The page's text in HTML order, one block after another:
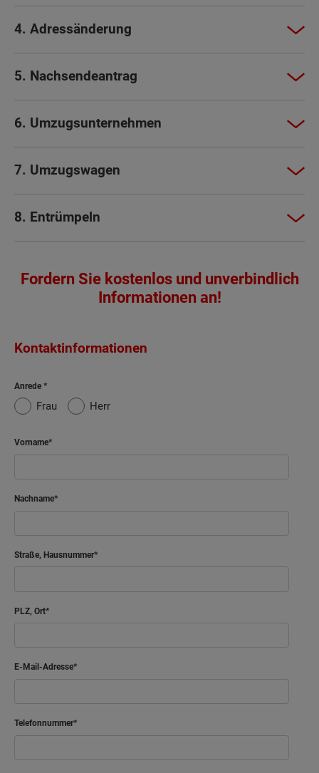
4. Adressänderung
5. Nachsendeantrag
6. Umzugsunternehmen
7. Umzugswagen
8. Entrümpeln
Fordern Sie kostenlos und unverbindlich
Informationen an!
Kontaktinformationen
Anrede
Frau Herr
Vorname
Nachname
Straße, Hausnummer
PLZ, Ort
E-Mail-Adresse
Telefonnummer